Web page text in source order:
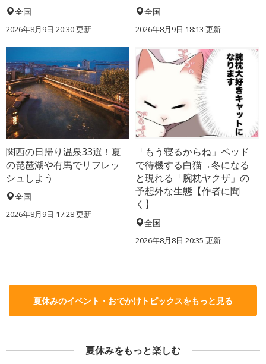
全国
2026年8月9日 20:30更新
全国
2026年8月9日 18:13 更新
関西の日帰り温泉33選！夏
の琵琶湖や有馬でリフレッ
シュしよう
全国
2026年8月9日 17:28更新
「もう寝るからね」ベッド
で待機する白猫→冬になる
と現れる「腕枕ヤクザ」の
予想外な生態【作者に聞
く】
全国
2026年8月8日 20:35 更新
夏休みのイベント・おでかけトピックスをもっと見る
夏休みをもっと楽しむ